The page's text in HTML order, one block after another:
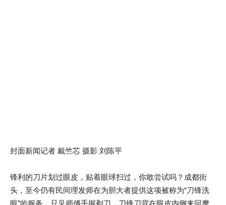
封面新闻记者 戴竺芯 摄影 刘陈平
锋利的刀片划过眼皮，贴着眼球扫过，你敢尝试吗？成都街
头，至今仍有民间理发师在为胆大者提供这项被称为“刀锋洗
眼”的服务。只见师傅手握剃刀，刀锋刀背在眼皮内侧来回摩